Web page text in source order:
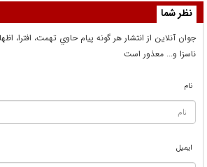
نظر شما
جوان آنلاين از انتشار هر گونه پيام حاوي تهمت، افترا،
ناسزا و... معذور است
نام
ایمیل